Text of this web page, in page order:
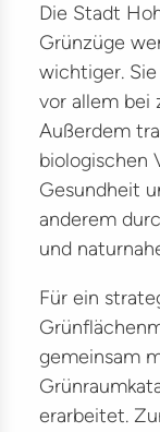
Die Stadt
Grünzüge
wichtiger.
vor allem bei
Außerdem
biologischen
Gesundheit
anderem
und
Für ein
gemeinsam
erarbeitet.